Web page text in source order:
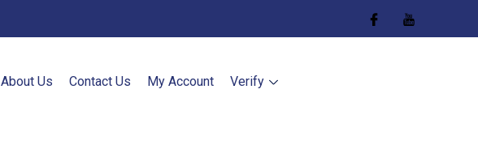
About Us Contact Us My Account Verify